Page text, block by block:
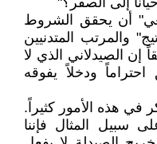
أن يحقق الشروط
والمرتب المتدنيين
إن الصيدلاني الذي لا
ودخلاً يفوقه
في هذه الأمور كثيراً.
سبيل المثال فإننا